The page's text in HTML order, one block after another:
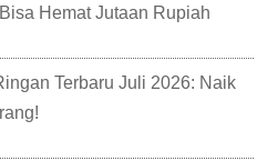
Hemat Jutaan Rupiah
Terbaru Juli 2026: Naik